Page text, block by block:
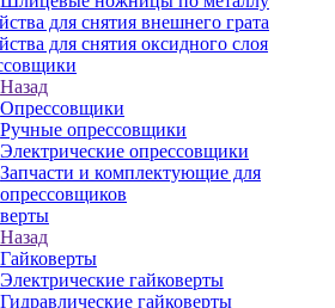
для снятия внешнего грата
для снятия оксидного слоя
Назад
Опрессовщики
Ручные опрессовщики
Электрические опрессовщики
Запчасти и комплектующие для
опрессовщиков
Назад
Гайковерты
Электрические гайковерты
Гидравлические гайковерты